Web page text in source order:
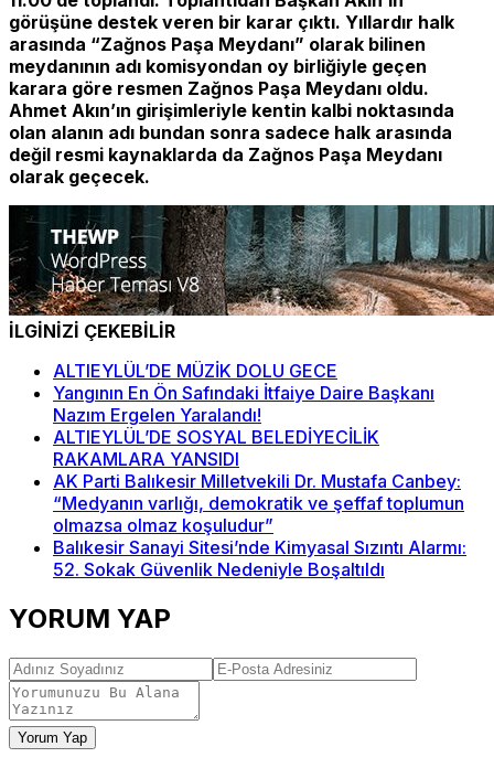
görüşüne destek veren bir karar çıktı. Yıllardır halk
arasında “Zağnos Paşa Meydanı” olarak bilinen
meydanının adı komisyondan oy birliğiyle geçen
karara göre resmen Zağnos Paşa Meydanı oldu.
Ahmet Akın’ın girişimleriyle kentin kalbi noktasında
olan alanın adı bundan sonra sadece halk arasında
değil resmi kaynaklarda da Zağnos Paşa Meydanı
olarak geçecek.
İLGİNİZİ ÇEKEBİLİR
ALTIEYLÜL’DE MÜZİK DOLU GECE
Yangının En Ön Safındaki İtfaiye Daire Başkanı
Nazım Ergelen Yaralandı!
ALTIEYLÜL’DE SOSYAL BELEDİYECİLİK
RAKAMLARA YANSIDI
AK Parti Balıkesir Milletvekili Dr. Mustafa Canbey:
“Medyanın varlığı, demokratik ve şeffaf toplumun
olmazsa olmaz koşuludur”
Balıkesir Sanayi Sitesi’nde Kimyasal Sızıntı Alarmı:
52. Sokak Güvenlik Nedeniyle Boşaltıldı
YORUM YAP
Yorum Yap